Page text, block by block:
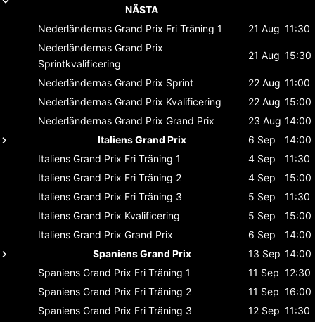
NÄSTA
Nederländernas Grand Prix Fri Träning 1 21 Aug 11:30
Nederländernas Grand Prix
Sprintkvalificering
21 Aug 15:30
Nederländernas Grand Prix Sprint 22 Aug 11:00
Nederländernas Grand Prix Kvalificering 22 Aug 15:00
Nederländernas Grand Prix Grand Prix 23 Aug 14:00
Italiens Grand Prix
6 Sep
14:00
Italiens Grand Prix Fri Träning 1 4 Sep
11:30
Italiens Grand Prix Fri Träning 2 4 Sep
15:00
Italiens Grand Prix Fri Träning 3 5 Sep
11:30
Italiens Grand Prix Kvalificering 5 Sep
15:00
Italiens Grand Prix Grand Prix 6 Sep
14:00
Spaniens Grand Prix
13 Sep 14:00
Spaniens Grand Prix Fri Träning 1 11 Sep 12:30
Spaniens Grand Prix Fri Träning 2 11 Sep 16:00
Spaniens Grand Prix Fri Träning 3 12 Sep 11:30